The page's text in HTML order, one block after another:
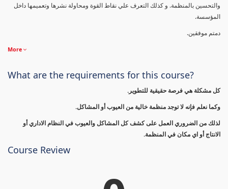
والتحسين بالمنظمة. و كذلك التعرف علي نقاط القوة ومحاولة نشرها وتعميمها داخل
المؤسسة.
دمتم موفقين.
More
What are the requirements for this course?
كل مشكلة هي فرصة حقيقية للتطوير.
وكما نعلم فإنه لا توجد منظمة خالية من العيوب أو المشاكل.
لذلك من الضروري العمل على كشف كل المشاكل والعيوب في النظام الاداري أو
الانتاج أو اي مكان في المنظمة.
Course Review